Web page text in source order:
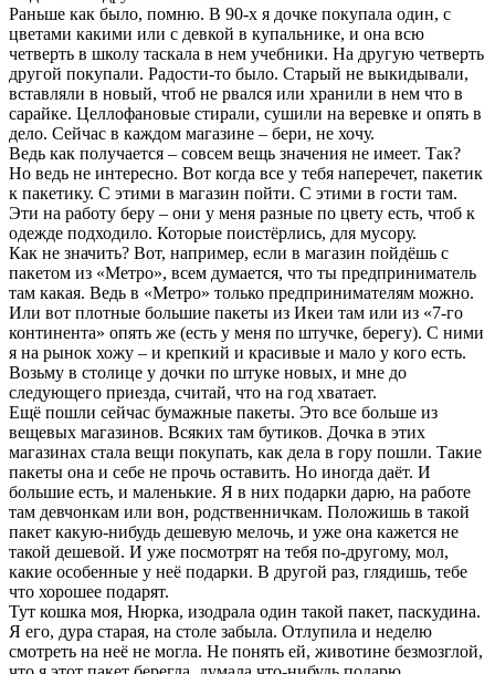
Раньше как было, помню. В 90-х я дочке покупала один, с
цветами какими или с девкой в купальнике, и она всю
четверть в школу таскала в нем учебники. На другую четверть
другой покупали. Радости-то было. Старый не выкидывали,
вставляли в новый, чтоб не рвался или хранили в нем что в
сарайке. Целлофановые стирали, сушили на веревке и опять в
дело. Сейчас в каждом магазине – бери, не хочу.
Ведь как получается – совсем вещь значения не имеет. Так?
Но ведь не интересно. Вот когда все у тебя наперечет, пакетик
к пакетику. С этими в магазин пойти. С этими в гости там.
Эти на работу беру – они у меня разные по цвету есть, чтоб к
одежде подходило. Которые поистёрлись, для мусору.
Как не значить? Вот, например, если в магазин пойдёшь с
пакетом из «Метро», всем думается, что ты предприниматель
там какая. Ведь в «Метро» только предпринимателям можно.
Или вот плотные большие пакеты из Икеи там или из «7-го
континента» опять же (есть у меня по штучке, берегу). С ними
я на рынок хожу – и крепкий и красивые и мало у кого есть.
Возьму в столице у дочки по штуке новых, и мне до
следующего приезда, считай, что на год хватает.
Ещё пошли сейчас бумажные пакеты. Это все больше из
вещевых магазинов. Всяких там бутиков. Дочка в этих
магазинах стала вещи покупать, как дела в гору пошли. Такие
пакеты она и себе не прочь оставить. Но иногда даёт. И
большие есть, и маленькие. Я в них подарки дарю, на работе
там девчонкам или вон, родственничкам. Положишь в такой
пакет какую-нибудь дешевую мелочь, и уже она кажется не
такой дешевой. И уже посмотрят на тебя по-другому, мол,
какие особенные у неё подарки. В другой раз, глядишь, тебе
что хорошее подарят.
Тут кошка моя, Нюрка, изодрала один такой пакет, паскудина.
Я его, дура старая, на столе забыла. Отлупила и неделю
смотреть на неё не могла. Не понять ей, животине безмозглой,